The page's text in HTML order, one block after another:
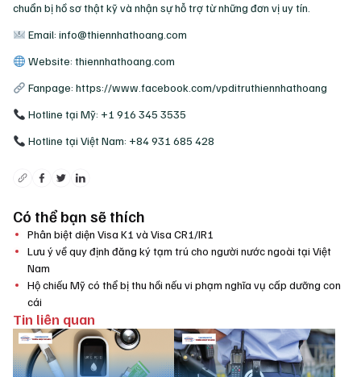
chuẩn bị hồ sơ thật kỹ và nhận sự hỗ trợ từ những đơn vị uy tín.
Email: info@thiennhathoang.com
Website: thiennhathoang.com
Fanpage: https://www.facebook.com/vpditruthiennhathoang
Hotline tại Mỹ: +1 916 345 3535
Hotline tại Việt Nam: +84 931 685 428
Có thể bạn sẽ thích
Phân biệt diện Visa K1 và Visa CR1/IR1
Lưu ý về quy định đăng ký tạm trú cho người nước ngoài tại Việt
Nam
Hộ chiếu Mỹ có thể bị thu hồi nếu vi phạm nghĩa vụ cấp dưỡng con
cái
Tin liên quan